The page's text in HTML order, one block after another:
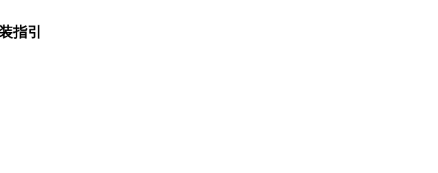
指引